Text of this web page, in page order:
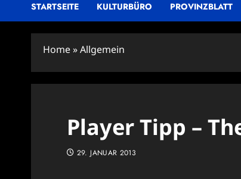
STARTSEITE KULTURBÜRO PROVINZBLATT
Home»Allgemein
Player Tipp –
29. JANUAR 2013